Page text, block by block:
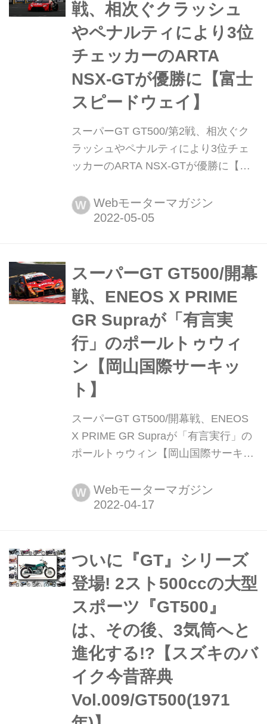
戦、相次ぐクラッシュ
やペナルティにより3位
チェッカーのARTA
NSX-GTが優勝に【富士
スピードウェイ】
スーパーGT GT500/第2戦、相次ぐク
ラッシュやペナルティにより3位チェ
ッカーのARTA NSX-GTが優勝に【富
富士スピードウェイ(FSW)で行われた
スーパーGT第2戦で、8号車ARTA
れ繰り上がりでの優勝となった。2位
には36号車au TOM’S GR Supra、3位
にカルソニック IMP...
W Webモーターマガジン
スーパーGT GT500/開幕
戦、ENEOS X PRIME
GR Supraが「有言実
行」のポールトゥウィ
ン【岡山国際サーキッ
ト】
スーパーGT GT500/開幕戦、ENEOS
X PRIME GR Supraが「有言実行」の
ポールトゥウィン【岡山国際サーキッ
ットで行われたスーパーGT開幕戦で、
ポールポジションからスタートした14
NSX-GT、3位に23号車MOTUL
AUTECH Zが入り、3メーカーが...
W Webモーターマガジン
ついに『GT』シリーズ
登場! 2スト500ccの大型
スポーツ『GT500』
は、その後、3気筒へと
進化する!?【スズキのバ
イク今昔辞典
Vol.009/GT500(1971